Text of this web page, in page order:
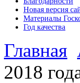
Новая версия
Материалы
Год качества
Главная
2018